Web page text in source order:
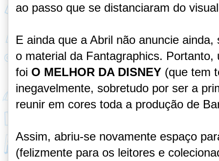
ao passo que se distanciaram do
E ainda que a Abril não anuncie
o material da Fantagraphics.
foi O MELHOR DA DISNEY (que tem
inegavelmente, sobretudo por ser a
reunir em cores toda a produção de
Assim, abriu-se novamente espaço
(felizmente para os leitores e